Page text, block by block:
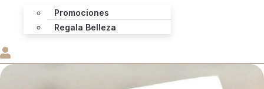
Promociones
Regala Belleza